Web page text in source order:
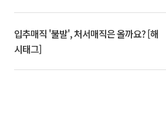
입추매직 '불발', 처서매직은 올까요? [해
시태그]